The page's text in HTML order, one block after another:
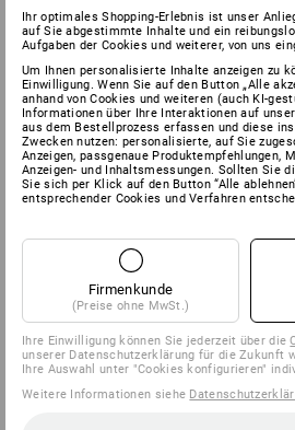
Ihr optimales Shopping-Erlebnis ist unser
auf Sie abgestimmte Inhalte und ein
Aufgaben der Cookies und weiterer, von uns
Um Ihnen personalisierte Inhalte anzeigen zu
Einwilligung. Wenn Sie auf den Button „Alle
anhand von Cookies und weiteren (auch KI-
Informationen über Ihre Interaktionen auf
aus dem Bestellprozess erfassen und diese
Zwecken nutzen: personalisierte, auf Sie
Anzeigen, passgenaue Produktempfehlungen,
Anzeigen- und Inhaltsmessungen. Sollten Sie
Sie sich per Klick auf den Button “Alle
entsprechender Cookies und Verfahren
Firmenkunde
(Preise ohne MwSt.)
Ihre Einwilligung können Sie jederzeit über die
unserer Datenschutzerklärung für die Zukunft
Ihre Auswahl unter "Cookies konfigurieren"
Weitere Informationen siehe